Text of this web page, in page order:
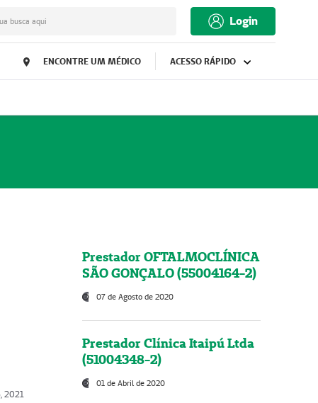
busca aqui Login
ENCONTRE UM MÉDICO ACESSO RÁPIDO
2021
Prestador OFTALMOCLÍNICA
SÃO GONÇALO (55004164-2)
07 de Agosto de 2020
Prestador Clínica Itaipú Ltda
(51004348-2)
01 de Abril de 2020